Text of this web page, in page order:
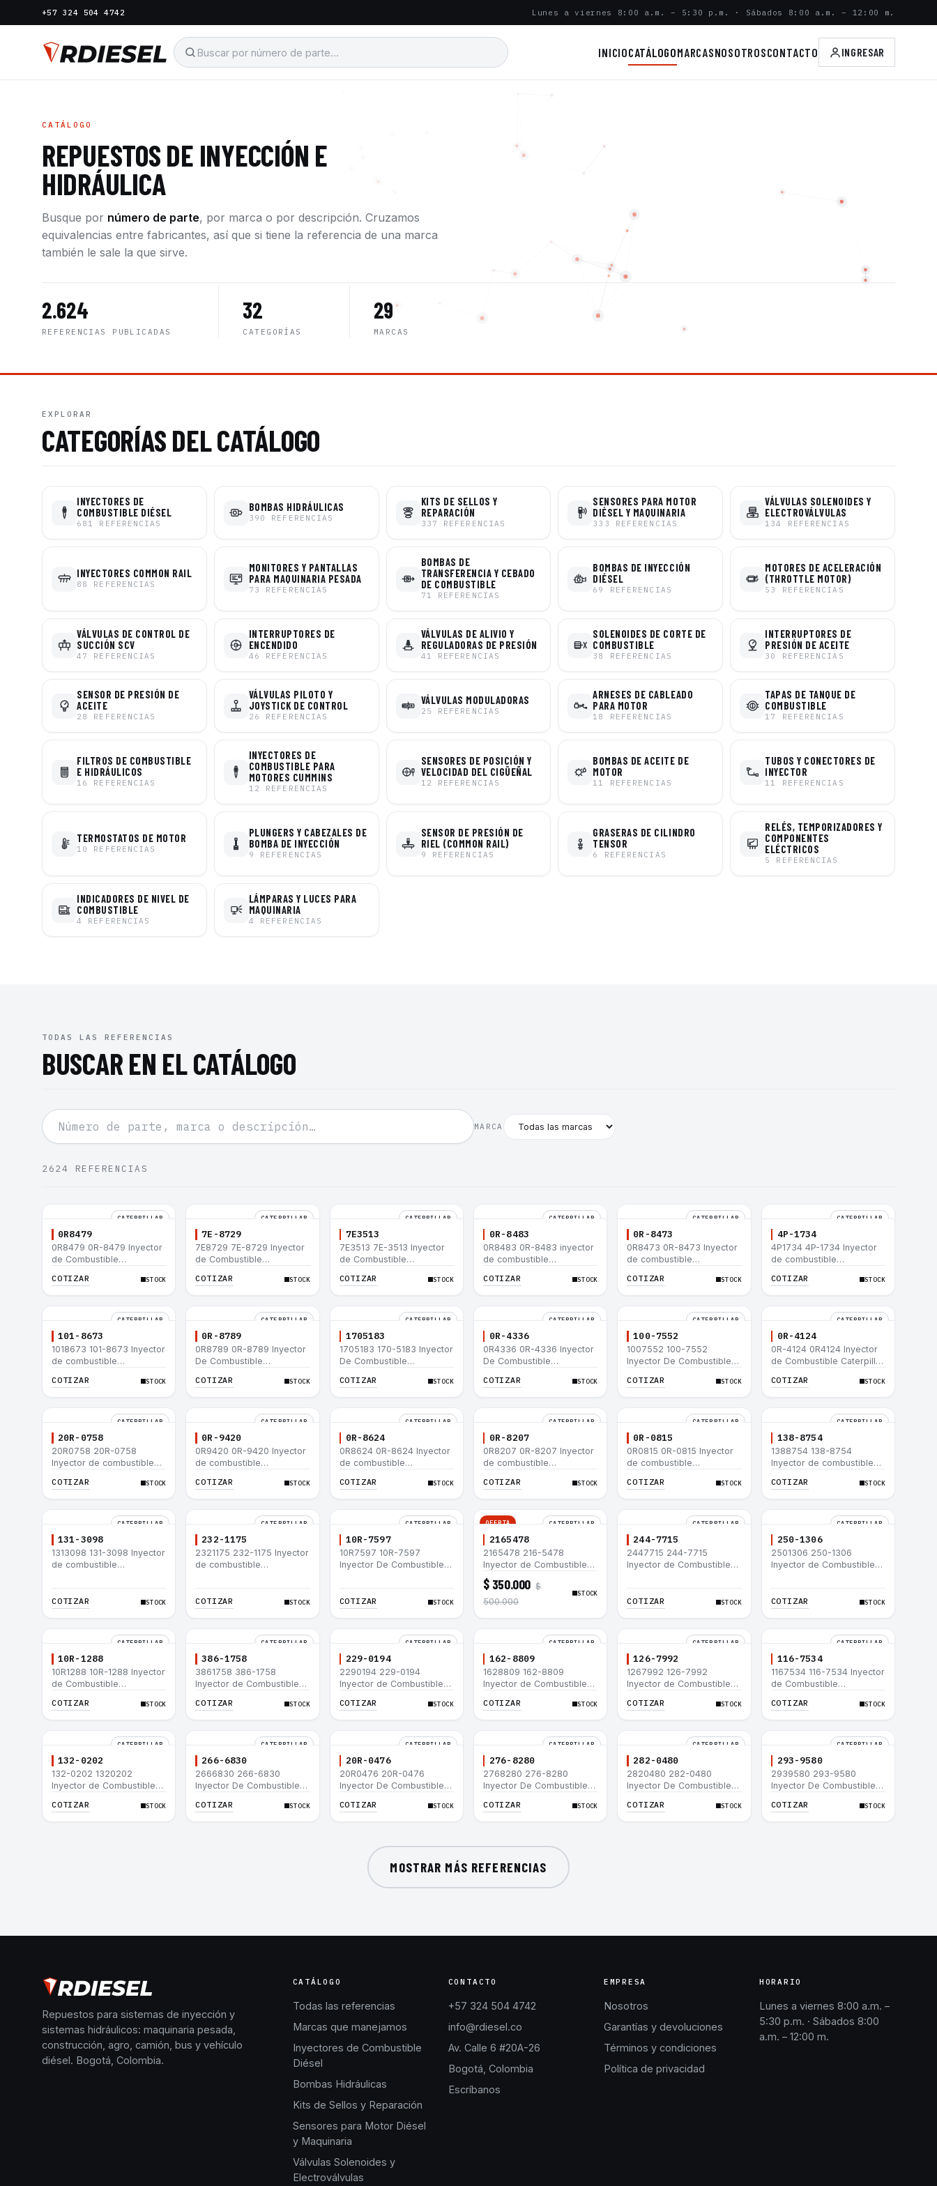
+57 324 504 4742 Lunes a viernes 8:00 a.m. – 5:30 p.m. · Sábados 8:00 a.m. – 12:00 m.
INICIOCATÁLOGOMARCASNOSOTROSCONTACTO INGRESAR
CATÁLOGO
REPUESTOS DE INYECCIÓN E
HIDRÁULICA
Busque por número de parte, por marca o por descripción. Cruzamos
equivalencias entre fabricantes, así que si tiene la referencia de una marca
también le sale la que sirve.
2.624
REFERENCIAS PUBLICADAS
32
CATEGORÍAS
29
MARCAS
EXPLORAR
CATEGORÍAS DEL CATÁLOGO
INYECTORES DE
COMBUSTIBLE DIÉSEL
681 REFERENCIAS
BOMBAS HIDRÁULICAS
390 REFERENCIAS
KITS DE SELLOS Y
REPARACIÓN
337 REFERENCIAS
SENSORES PARA MOTOR
DIÉSEL Y MAQUINARIA
333 REFERENCIAS
VÁLVULAS SOLENOIDES Y
ELECTROVÁLVULAS
134 REFERENCIAS
INYECTORES COMMON RAIL
88 REFERENCIAS
MONITORES Y PANTALLAS
PARA MAQUINARIA PESADA
73 REFERENCIAS
BOMBAS DE
TRANSFERENCIA Y CEBADO
DE COMBUSTIBLE
71 REFERENCIAS
BOMBAS DE INYECCIÓN
DIÉSEL
69 REFERENCIAS
MOTORES DE ACELERACIÓN
(THROTTLE MOTOR)
53 REFERENCIAS
VÁLVULAS DE CONTROL DE
SUCCIÓN SCV
47 REFERENCIAS
INTERRUPTORES DE
ENCENDIDO
46 REFERENCIAS
VÁLVULAS DE ALIVIO Y
REGULADORAS DE PRESIÓN
41 REFERENCIAS
SOLENOIDES DE CORTE DE
COMBUSTIBLE
38 REFERENCIAS
INTERRUPTORES DE
PRESIÓN DE ACEITE
30 REFERENCIAS
SENSOR DE PRESIÓN DE
ACEITE
28 REFERENCIAS
VÁLVULAS PILOTO Y
JOYSTICK DE CONTROL
26 REFERENCIAS
VÁLVULAS MODULADORAS
25 REFERENCIAS
ARNESES DE CABLEADO
PARA MOTOR
18 REFERENCIAS
TAPAS DE TANQUE DE
COMBUSTIBLE
17 REFERENCIAS
FILTROS DE COMBUSTIBLE
E HIDRÁULICOS
16 REFERENCIAS
INYECTORES DE
COMBUSTIBLE PARA
MOTORES CUMMINS
12 REFERENCIAS
SENSORES DE POSICIÓN Y
VELOCIDAD DEL CIGÜEÑAL
12 REFERENCIAS
BOMBAS DE ACEITE DE
MOTOR
11 REFERENCIAS
TUBOS Y CONECTORES DE
INYECTOR
11 REFERENCIAS
TERMOSTATOS DE MOTOR
10 REFERENCIAS
PLUNGERS Y CABEZALES DE
BOMBA DE INYECCIÓN
9 REFERENCIAS
SENSOR DE PRESIÓN DE
RIEL (COMMON RAIL)
9 REFERENCIAS
GRASERAS DE CILINDRO
TENSOR
6 REFERENCIAS
RELÉS, TEMPORIZADORES Y
COMPONENTES
ELÉCTRICOS
5 REFERENCIAS
INDICADORES DE NIVEL DE
COMBUSTIBLE
4 REFERENCIAS
LÁMPARAS Y LUCES PARA
MAQUINARIA
4 REFERENCIAS
TODAS LAS REFERENCIAS
BUSCAR EN EL CATÁLOGO
MARCA
2624 REFERENCIAS
CATERPILLAR
0R8479
0R8479 0R-8479 Inyector
de Combustible
IT12B IT14F IT14B 910E
COTIZAR STOCK
CATERPILLAR
7E-8729
7E8729 7E-8729 Inyector
de Combustible
IT12B IT14F IT14B 910E
COTIZAR STOCK
CATERPILLAR
7E3513
7E3513 7E-3513 Inyector
de Combustible
IT12B IT14F IT14B 910E
COTIZAR STOCK
CATERPILLAR
0R-8483
0R8483 0R-8483 inyector
de combustible
320-A N 320-A 320N
COTIZAR STOCK
CATERPILLAR
0R-8473
0R8473 0R-8473 Inyector
de combustible
3114 3116
COTIZAR STOCK
CATERPILLAR
4P-1734
4P1734 4P-1734 Inyector
de combustible
3114 3116
COTIZAR STOCK
CATERPILLAR
101-8673
1018673 101-8673 Inyector
de combustible
3114 3116
COTIZAR STOCK
CATERPILLAR
0R-8789
0R8789 0R-8789 Inyector
De Combustible
3406B 3406C RM-350B
COTIZAR STOCK
CATERPILLAR
1705183
1705183 170-5183 Inyector
De Combustible
330B 160H 12G 12H 140G
COTIZAR STOCK
CATERPILLAR
0R-4336
0R4336 0R-4336 Inyector
De Combustible
330B 160H 12G 12H 140G
COTIZAR STOCK
CATERPILLAR
100-7552
1007552 100-7552
Inyector De Combustible
330B 160H 12G 12H 140G
COTIZAR STOCK
CATERPILLAR
0R-4124
0R-4124 0R4124 Inyector
de Combustible Caterpillar
140H 12G 160H D6R D6H
COTIZAR STOCK
CATERPILLAR
20R-0758
20R0758 20R-0758
Inyector de combustible
775D D9R D10R 657E 631E
COTIZAR STOCK
CATERPILLAR
0R-9420
0R9420 0R-9420 Inyector
de combustible
775D D9R D10R 657E 631E
COTIZAR STOCK
CATERPILLAR
0R-8624
0R8624 0R-8624 Inyector
de combustible
775D D9R D10R 657E 631E
COTIZAR STOCK
CATERPILLAR
0R-8207
0R8207 0R-8207 Inyector
de combustible
775D D9R D10R 657E 631E
COTIZAR STOCK
CATERPILLAR
0R-0815
0R0815 0R-0815 Inyector
de combustible
775D D9R D10R 657E 631E
COTIZAR STOCK
CATERPILLAR
138-8754
1388754 138-8754
Inyector de combustible
775D D9R D10R 657E 631E
COTIZAR STOCK
CATERPILLAR
131-3098
1313098 131-3098 Inyector
de combustible
988F II
COTIZAR STOCK
CATERPILLAR
232-1175
2321175 232-1175 Inyector
de combustible
988F II
COTIZAR STOCK
CATERPILLAR
10R-7597
10R7597 10R-7597
Inyector De Combustible
L
COTIZAR STOCK
OFERTA CATERPILLAR
2165478
2165478 216-5478
Inyector de Combustible
para motor Caterpillar
3044C minicargador 236B
246B Bulldozer D3G D4G
$ 350.000 $
500.000
STOCK
CATERPILLAR
244-7715
2447715 244-7715
Inyector de Combustible
COTIZAR
STOCK
CATERPILLAR
250-1306
2501306 250-1306
Inyector de Combustible
992G
COTIZAR STOCK
CATERPILLAR
10R-1288
10R1288 10R-1288 Inyector
de Combustible
3512B 3516B 3516C 854G
COTIZAR STOCK
CATERPILLAR
386-1758
3861758 386-1758
Inyector de Combustible
3512B 3516B 3516C 854G
COTIZAR STOCK
CATERPILLAR
229-0194
2290194 229-0194
Inyector de Combustible
3512B 3516B 3516C 854G
COTIZAR STOCK
CATERPILLAR
162-8809
1628809 162-8809
Inyector de Combustible
3512B 3516B 3516C 854G
COTIZAR STOCK
CATERPILLAR
126-7992
1267992 126-7992
Inyector de Combustible
3512B 3516B 3516C 854G
COTIZAR STOCK
CATERPILLAR
116-7534
1167534 116-7534 Inyector
de Combustible
3512B 3516B 3516C 854G
COTIZAR STOCK
CATERPILLAR
132-0202
132-0202 1320202
Inyector de Combustible
3512B 3516B 3516C 854G
COTIZAR STOCK
CATERPILLAR
266-6830
2666830 266-6830
Inyector De Combustible
3054C 416D 422E
COTIZAR STOCK
CATERPILLAR
20R-0476
20R0476 20R-0476
Inyector De Combustible
3054C 416D 422E
COTIZAR STOCK
CATERPILLAR
276-8280
2768280 276-8280
Inyector De Combustible
953D
COTIZAR STOCK
CATERPILLAR
282-0480
2820480 282-0480
Inyector De Combustible
953D
COTIZAR STOCK
CATERPILLAR
293-9580
2939580 293-9580
Inyector De Combustible
953D
COTIZAR STOCK
MOSTRAR MÁS REFERENCIAS
Repuestos para sistemas de inyección y
sistemas hidráulicos: maquinaria pesada,
construcción, agro, camión, bus y vehículo
diésel. Bogotá, Colombia.
CATÁLOGO
Todas las referencias
Marcas que manejamos
Inyectores de Combustible
Diésel
Bombas Hidráulicas
Kits de Sellos y Reparación
Sensores para Motor Diésel
y Maquinaria
Válvulas Solenoides y
Electroválvulas
CONTACTO
+57 324 504 4742
info@rdiesel.co
Av. Calle 6 #20A-26
Bogotá, Colombia
Escríbanos
EMPRESA
Nosotros
Garantías y devoluciones
Términos y condiciones
Política de privacidad
HORARIO
Lunes a viernes 8:00 a.m. –
5:30 p.m. · Sábados 8:00
a.m. – 12:00 m.